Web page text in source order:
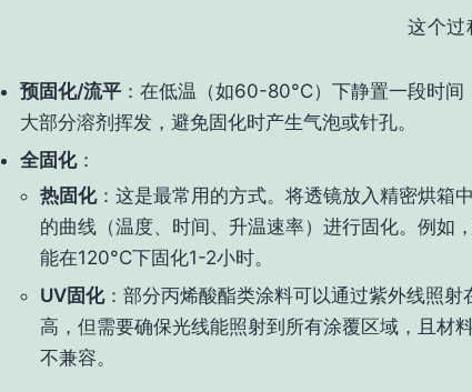
这个过
预固化/流平 ：在低温（如60-80°C）下静置一段时
大部分溶剂挥发，避免固化时产生气泡或针孔。
全固化：
热固化：这是最常用的方式。将透镜放入精密烘箱
的曲线（温度、时间、升温速率）进行固化。例如
能在120°C下固化1-2小时。
UV固化：部分丙烯酸酯类涂料可以通过紫外线照射
高，但需要确保光线能照射到所有涂覆区域，且材
不兼容。